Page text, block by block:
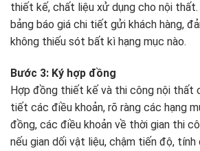
thiết kế, chất liệu xử dụng cho nội
bảng báo giá chi tiết gửi khách hàng,
không thiếu sót bất kì hạng mục nào.
Bước 3: Ký hợp đồng
Hợp đồng thiết kế và thi công nội thất
tiết các điều khoản, rõ ràng các hạng
đồng, các điều khoản về thời gian thi
nếu gian dối vật liệu, chậm tiến độ,